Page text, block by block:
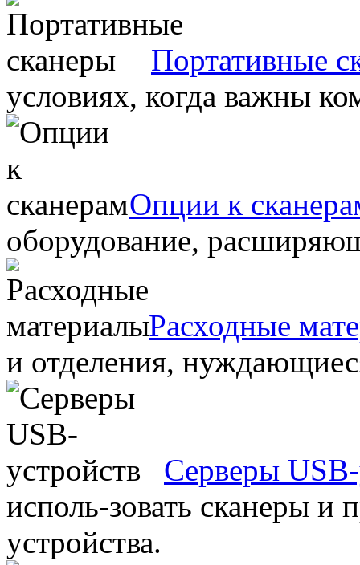
Портативные
условиях, когда важны
Опции к
оборудование,
Расходные
и отделения,
Серверы
исполь-зовать сканеры и
устройства.